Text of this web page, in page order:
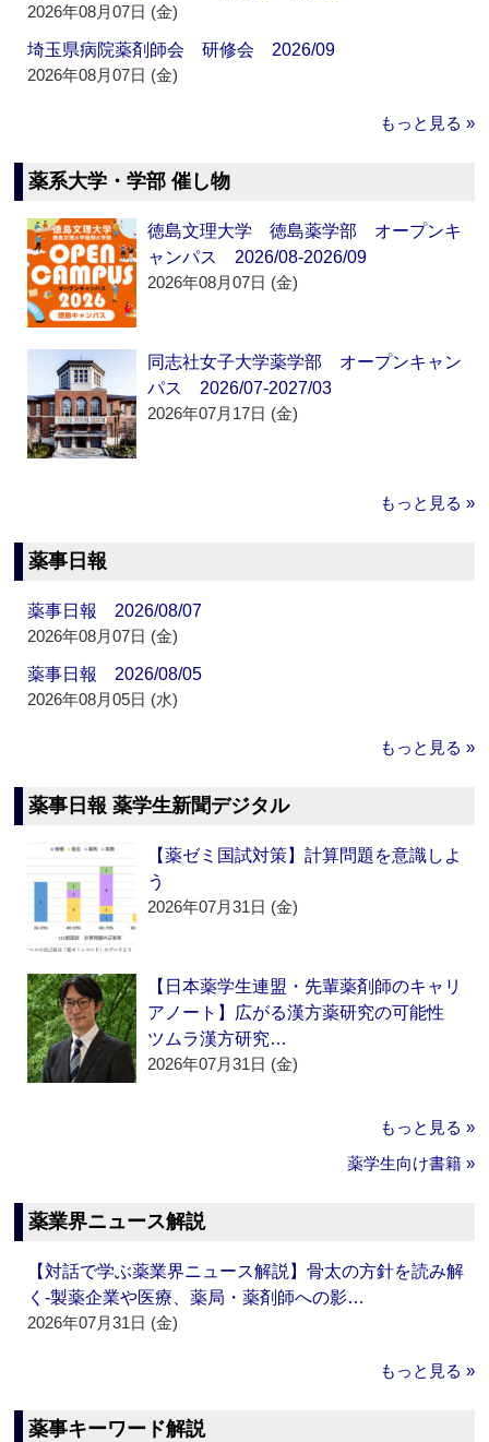
2026年08月07日 (金)
埼玉県病院薬剤師会 研修会 2026/09
2026年08月07日 (金)
もっと見る »
薬系大学・学部 催し物
徳島文理大学 徳島薬学部 オープンキ
ャンパス 2026/08-2026/09
2026年08月07日 (金)
同志社女子大学薬学部 オープンキャン
パス 2026/07-2027/03
2026年07月17日 (金)
もっと見る »
薬事日報
薬事日報 2026/08/07
2026年08月07日 (金)
薬事日報 2026/08/05
2026年08月05日 (水)
もっと見る »
薬事日報 薬学生新聞デジタル
【薬ゼミ国試対策】計算問題を意識しよ
う
2026年07月31日 (金)
【日本薬学生連盟・先輩薬剤師のキャリ
アノート】広がる漢方薬研究の可能性
ツムラ漢方研究…
2026年07月31日 (金)
もっと見る »
薬学生向け書籍 »
薬業界ニュース解説
【対話で学ぶ薬業界ニュース解説】骨太の方針を読み解
く‐製薬企業や医療、薬局・薬剤師への影…
2026年07月31日 (金)
もっと見る »
薬事キーワード解説